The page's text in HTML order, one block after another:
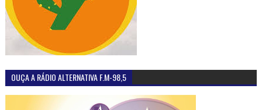
OUÇA A RÁDIO ALTERNATIVA F.M-98,5